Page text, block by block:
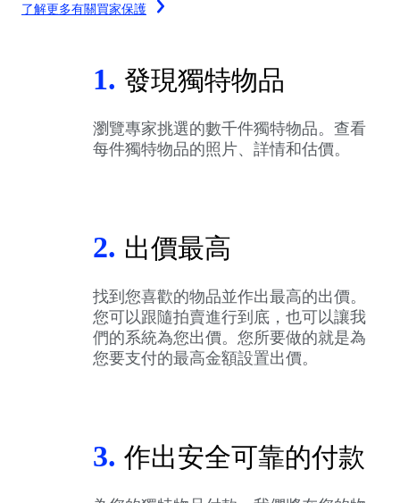
了解更多有關買家保護
1. 發現獨特物品
瀏覽專家挑選的數千件獨特物品。查看
每件獨特物品的照片、詳情和估價。
2. 出價最高
找到您喜歡的物品並作出最高的出價。
您可以跟隨拍賣進行到底，也可以讓我
們的系統為您出價。您所要做的就是為
您要支付的最高金額設置出價。
3. 作出安全可靠的付款